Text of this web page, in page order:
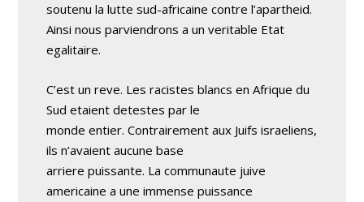
soutenu la lutte sud-africaine contre l’apartheid.
Ainsi nous parviendrons a un veritable Etat
egalitaire.
C’est un reve. Les racistes blancs en Afrique du
Sud etaient detestes par le
monde entier. Contrairement aux Juifs israeliens,
ils n’avaient aucune base
arriere puissante. La communaute juive
americaine a une immense puissance